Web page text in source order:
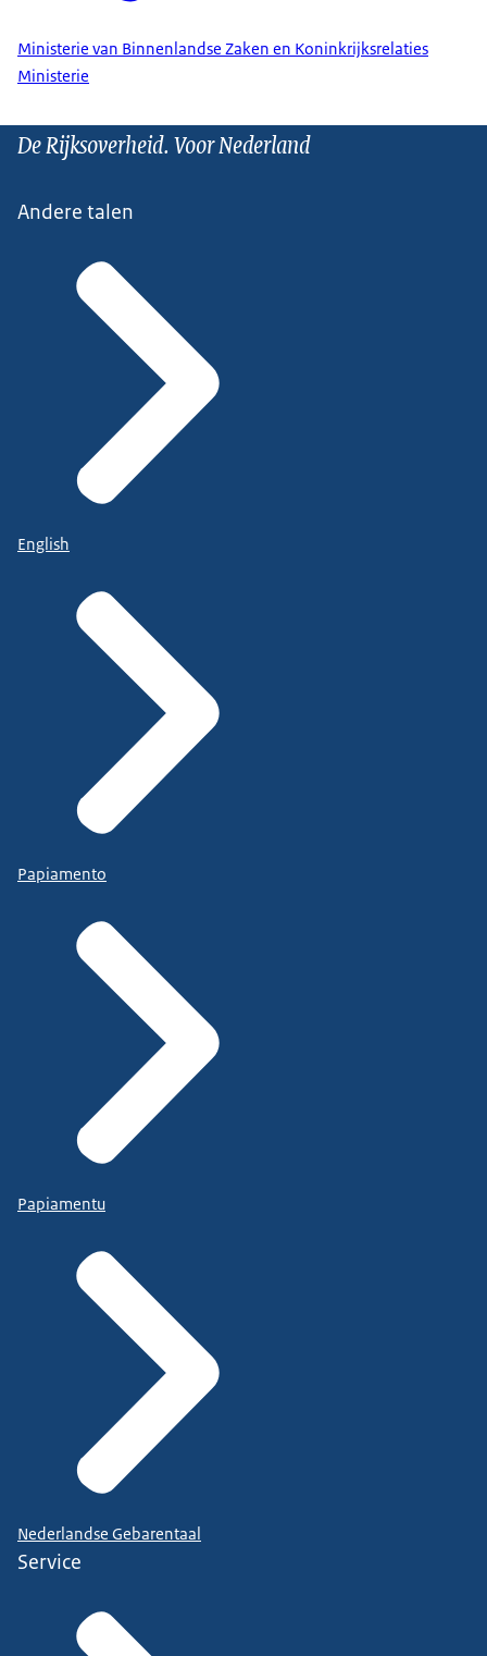
Ministerie van Binnenlandse Zaken en Koninkrijksrelaties
Ministerie
De Rijksoverheid. Voor Nederland
Andere talen
English
Papiamento
Papiamentu
Nederlandse Gebarentaal
Service